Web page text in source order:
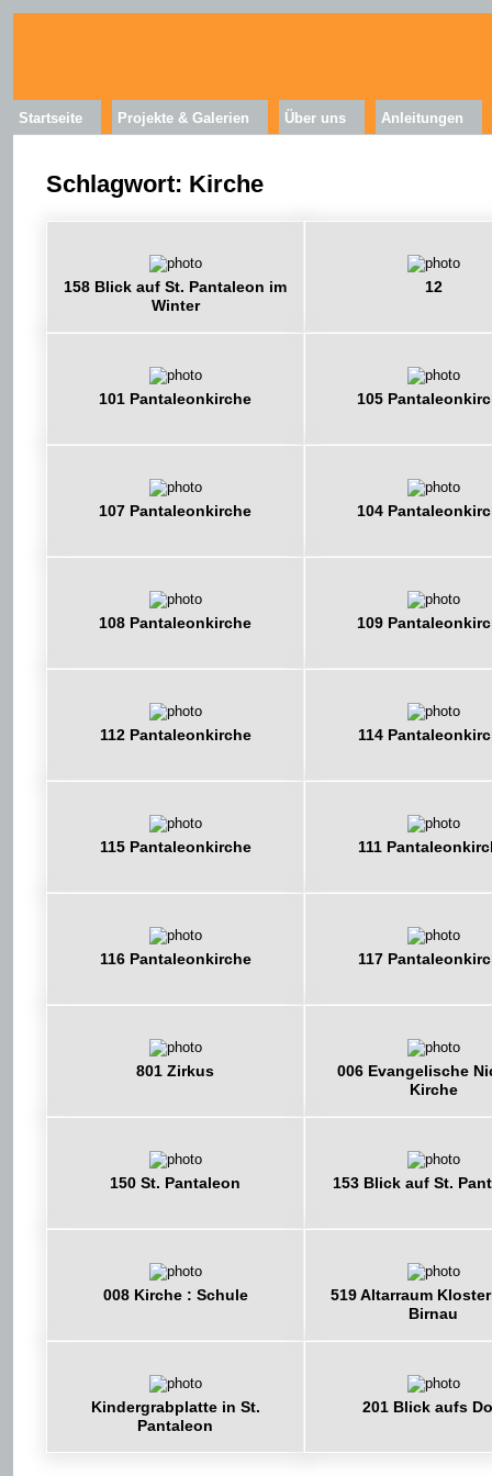
Startseite Projekte & Galerien Über uns Anleitungen
Schlagwort: Kirche
158 Blick auf St. Pantaleon im
Winter
12
101 Pantaleonkirche 105
107 Pantaleonkirche 104
108 Pantaleonkirche 109
112 Pantaleonkirche 114
115 Pantaleonkirche 111
116 Pantaleonkirche 117
801 Zirkus
006 Evangelische
Kirche
150 St. Pantaleon 153 Blick auf St.
008 Kirche : Schule
519 Altarraum
Birnau
Kindergrabplatte in St.
Pantaleon
201 Blick aufs